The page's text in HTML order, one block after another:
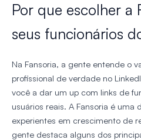
Por que escolher a
seus funcionários
Na Fansoria, a gente entende o
profissional de verdade no
você a dar um up com links de
usuários reais. A Fansoria é uma
experientes em crescimento de
gente destaca alguns dos